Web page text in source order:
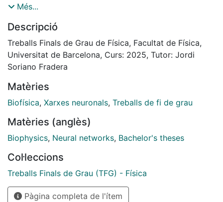
in such neuronal cultures is analyzed with the aim to
activity, such as synchrony or spiral fronts. Human and
rat neurons, cultured on flat or engineered surfaces,
are analyzed along different days in vitro (DIV) using
Neuropatt, a MATLAB toolbox designed for the
population activity. Based on ‘optical flow analysis’, the
toolbox reveals the emergence of characteristic
dependence on DIVs and surface. Results indicate that
development and surface properties change
macroscopic signatures such as characteristic
patterns of activity
Més...
Descripció
Treballs Finals de Grau de Física, Facultat de Física,
Universitat de Barcelona, Curs: 2025, Tutor: Jordi
Soriano Fradera
Matèries
Biofísica, Xarxes neuronals, Treballs de fi de grau
Matèries (anglès)
Biophysics, Neural networks, Bachelor's theses
Col·leccions
Treballs Finals de Grau (TFG) - Física
Pàgina completa de l'ítem